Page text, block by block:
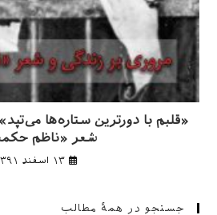
«قلبم با دورترین ستاره‌ها
شعر «ناظم
۱۳ اسفند ۱۳۹۱
جستجو در همهٔ مطالب